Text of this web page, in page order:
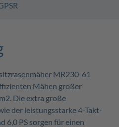
MR230-61
Mähen großer
Die extra große
der leistungsstarke 4-Takt-
6,0 PS sorgen für einen